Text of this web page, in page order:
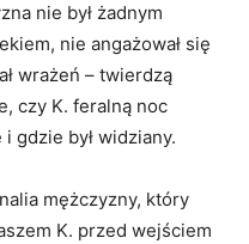
nie był żadnym
nie angażował się
wrażeń – twierdzą
czy K. feralną noc
gdzie był widziany.
mężczyzny, który
K. przed wejściem